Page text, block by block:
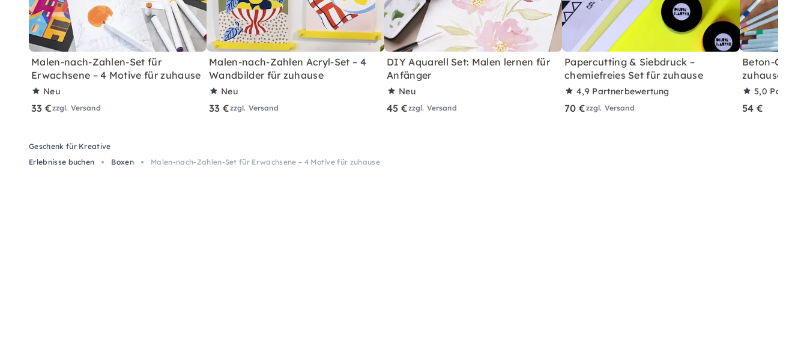
Malen-nach-Zahlen-Set für
Erwachsene – 4 Motive für zuhause
Neu
33 €zzgl. Versand
Malen-nach-Zahlen Acryl-Set – 4
Wandbilder für zuhause
Neu
33 €zzgl. Versand
DIY Aquarell Set: Malen lernen für
Anfänger
Neu
45 €zzgl. Versand
Papercutting & Siebdruck –
chemiefreies Set für zuhause
4,9 Partnerbewertung
70 €zzgl. Versand
Beton-
zuhause mit
5,0
54 €
Geschenk für Kreative
Erlebnisse buchen
Boxen Malen-nach-Zahlen-Set für Erwachsene – 4 Motive für zuhause